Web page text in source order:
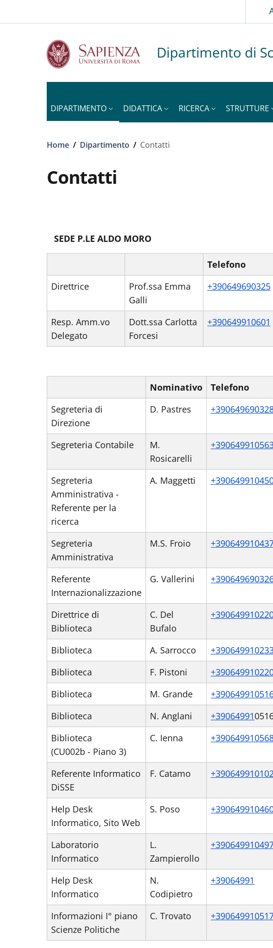
Dipartimento di
DIPARTIMENTO DIDATTICA RICERCA STRUTTURE
Briciole di pane
Home / Dipartimento / Contatti
Contatti
SEDE P.LE ALDO MORO
Telefono
Direttrice
Prof.ssa Emma
Galli
+390649690325
Resp. Amm.vo
Delegato
Dott.ssa Carlotta
Forcesi
+390649910601
Nominativo Telefono
Segreteria di
Direzione
D. Pastres
Segreteria Contabile
M.
Rosicarelli
Segreteria
Amministrativa -
Referente per la
ricerca
A. Maggetti
Segreteria
Amministrativa
M.S. Froio
Referente
Internazionalizzazione
G. Vallerini
Direttrice di
Biblioteca
C. Del
Bufalo
Biblioteca A. Sarrocco
Biblioteca
F. Pistoni
Biblioteca
M. Grande
Biblioteca
N. Anglani +39064991
Biblioteca
(CU002b - Piano 3)
C. Ienna
Referente Informatico
DiSSE
F. Catamo
Help Desk
Informatico, Sito Web
S. Poso
Laboratorio
Informatico
L.
Zampierollo
Help Desk
Informatico
N.
Codipietro
+39064991
Informazioni I° piano
Scienze Politiche
C. Trovato